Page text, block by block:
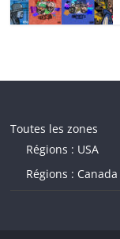
Toutes les zones
Régions : USA
Régions : Canada